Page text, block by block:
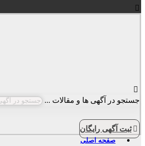
جستجو در آگهی ها و مقالات ...
ثبت آگهی رایگان
صفحه اصلی